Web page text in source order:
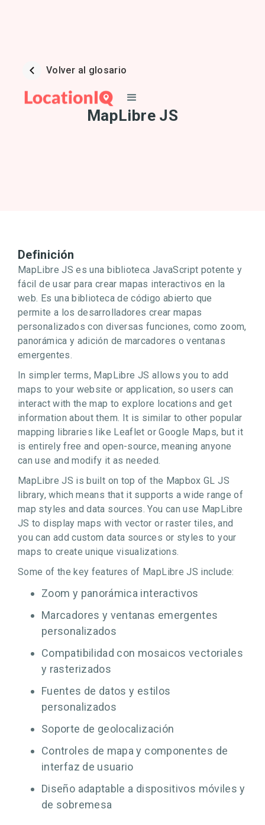
Volver al glosario
MapLibre JS
Definición
MapLibre JS es una biblioteca JavaScript potente y
fácil de usar para crear mapas interactivos en la
web. Es una biblioteca de código abierto que
permite a los desarrolladores crear mapas
personalizados con diversas funciones, como zoom,
panorámica y adición de marcadores o ventanas
emergentes.
In simpler terms, MapLibre JS allows you to add
maps to your website or application, so users can
interact with the map to explore locations and get
information about them. It is similar to other popular
mapping libraries like Leaflet or Google Maps, but it
is entirely free and open-source, meaning anyone
can use and modify it as needed.
MapLibre JS is built on top of the Mapbox GL JS
library, which means that it supports a wide range of
map styles and data sources. You can use MapLibre
JS to display maps with vector or raster tiles, and
you can add custom data sources or styles to your
maps to create unique visualizations.
Some of the key features of MapLibre JS include:
Zoom y panorámica interactivos
Marcadores y ventanas emergentes
personalizados
Compatibilidad con mosaicos vectoriales
y rasterizados
Fuentes de datos y estilos
personalizados
Soporte de geolocalización
Controles de mapa y componentes de
interfaz de usuario
Diseño adaptable a dispositivos móviles y
de sobremesa